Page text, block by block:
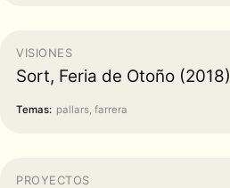
VISIONES
Sort, Feria de Otoño (2018)
Temas: pallars, farrera
PROYECTOS